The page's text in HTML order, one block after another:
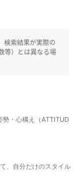
検索結果が実際の
等）とは異なる場
勢・心構え（ATTITUD
、自分だけのスタイル